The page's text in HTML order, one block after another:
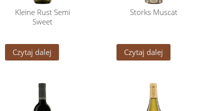
Kleine Rust Semi
Sweet
Czytaj dalej
Storks Muscat
Czytaj dalej